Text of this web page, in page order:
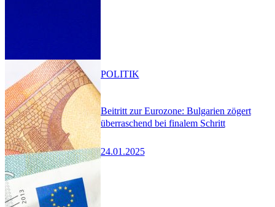
Beitritt zur Eurozone: Bulgarien zögert
überraschend bei finalem Schritt
24.01.2025
POLITIK